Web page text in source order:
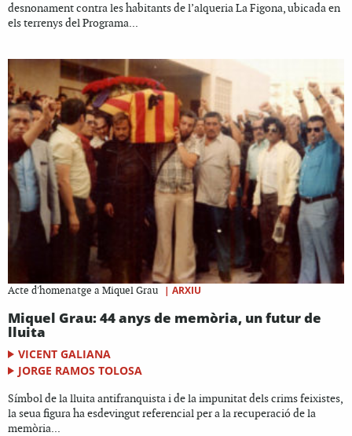
desnonament contra les habitants de l’alqueria La Figona, ubicada en
els terrenys del Programa...
Acte d'homenatge a Miquel Grau | ARXIU
Miquel Grau: 44 anys de memòria, un futur de
lluita
VICENT GALIANA
JORGE RAMOS TOLOSA
Símbol de la lluita antifranquista i de la impunitat dels crims feixistes,
la seua figura ha esdevingut referencial per a la recuperació de la
memòria...